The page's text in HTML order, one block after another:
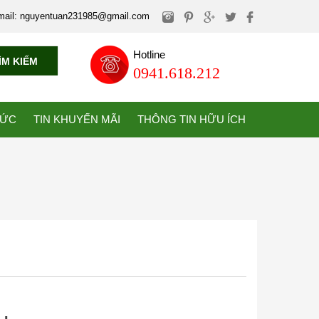
nguyentuan231985@gmail.com
KIẾM
Hotline
0941.618.212
TIN KHUYẾN MÃI THÔNG TIN HỮU ÍCH